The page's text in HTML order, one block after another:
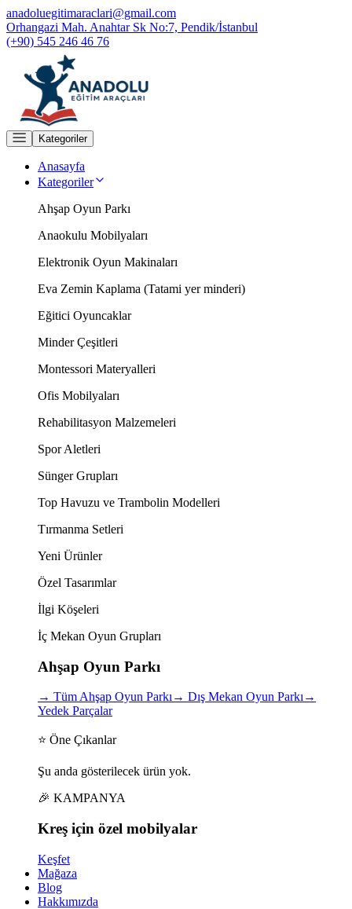
anadoluegitimaraclari@gmail.com
Orhangazi Mah. Anahtar Sk No:7, Pendik/İstanbul
(+90) 545 246 46 76
Kategoriler
Anasayfa
Kategoriler
Ahşap Oyun Parkı
Anaokulu Mobilyaları
Elektronik Oyun Makinaları
Eva Zemin Kaplama (Tatami yer minderi)
Eğitici Oyuncaklar
Minder Çeşitleri
Montessori Materyalleri
Ofis Mobilyaları
Rehabilitasyon Malzemeleri
Spor Aletleri
Sünger Grupları
Top Havuzu ve Trambolin Modelleri
Tırmanma Setleri
Yeni Ürünler
Özel Tasarımlar
İlgi Köşeleri
İç Mekan Oyun Grupları
Ahşap Oyun Parkı
→ Tüm Ahşap Oyun Parkı→ Dış Mekan Oyun Parkı→
Yedek Parçalar
⭐ Öne Çıkanlar
Şu anda gösterilecek ürün yok.
🎉 KAMPANYA
Kreş için özel mobilyalar
Keşfet
Mağaza
Blog
Hakkımızda